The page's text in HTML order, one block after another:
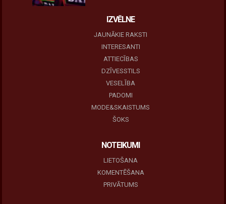
IZVĒLNE
JAUNĀKIE RAKSTI
INTERESANTI
ATTIECĪBAS
DZĪVESSTILS
VESELĪBA
PADOMI
MODE&SKAISTUMS
ŠOKS
NOTEIKUMI
LIETOŠANA
KOMENTĒŠANA
PRIVĀTUMS